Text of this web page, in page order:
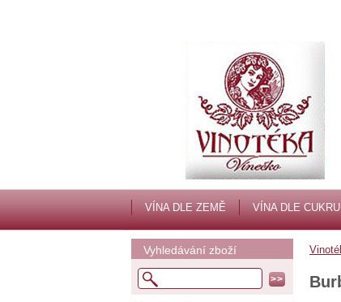
VÍNA DLE ZEMĚ VÍNA DLE CUKRU
Vyhledávání zboží